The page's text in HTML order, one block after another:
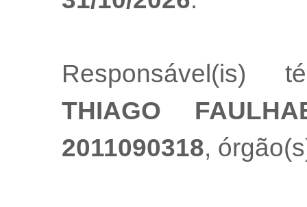
Responsável(is)
THIAGO
2011090318,